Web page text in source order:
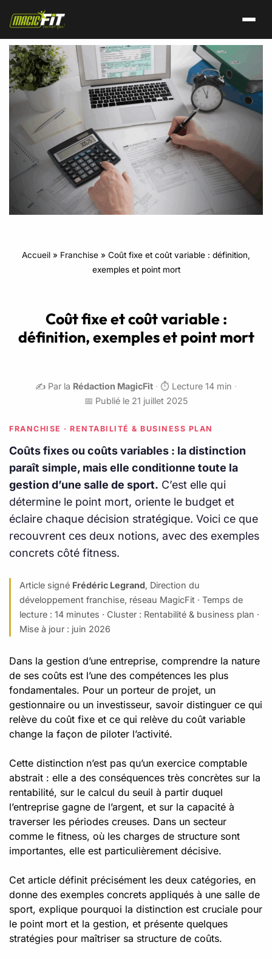
Accueil » Franchise » Coût fixe et coût variable : définition,
exemples et point mort
Coût fixe et coût variable :
définition, exemples et point mort
✍️ Par la Rédaction MagicFit · ⏱️ Lecture 14 min ·
📅 Publié le 21 juillet 2025
FRANCHISE · RENTABILITÉ & BUSINESS PLAN
Coûts fixes ou coûts variables : la distinction
paraît simple, mais elle conditionne toute la
gestion d’une salle de sport. C’est elle qui
détermine le point mort, oriente le budget et
éclaire chaque décision stratégique. Voici ce que
recouvrent ces deux notions, avec des exemples
concrets côté fitness.
Article signé Frédéric Legrand, Direction du
développement franchise, réseau MagicFit · Temps de
lecture : 14 minutes · Cluster : Rentabilité & business plan ·
Mise à jour : juin 2026
Dans la gestion d’une entreprise, comprendre la nature
de ses coûts est l’une des compétences les plus
fondamentales. Pour un porteur de projet, un
gestionnaire ou un investisseur, savoir distinguer ce qui
relève du coût fixe et ce qui relève du coût variable
change la façon de piloter l’activité.
Cette distinction n’est pas qu’un exercice comptable
abstrait : elle a des conséquences très concrètes sur la
rentabilité, sur le calcul du seuil à partir duquel
l’entreprise gagne de l’argent, et sur la capacité à
traverser les périodes creuses. Dans un secteur
comme le fitness, où les charges de structure sont
importantes, elle est particulièrement décisive.
Cet article définit précisément les deux catégories, en
donne des exemples concrets appliqués à une salle de
sport, explique pourquoi la distinction est cruciale pour
le point mort et la gestion, et présente quelques
stratégies pour maîtriser sa structure de coûts.